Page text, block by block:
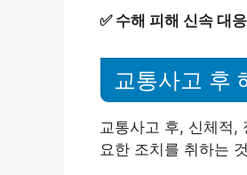
✅ 수해 피해 신속 대
교통사고 후
교통사고 후, 신체적,
요한 조치를 취하는